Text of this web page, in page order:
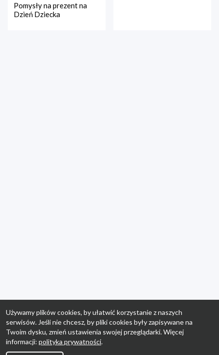
Pomysły na prezent na
Dzień Dziecka
Używamy plików cookies, by ułatwić korzystanie z naszych
serwisów. Jeśli nie chcesz, by pliki cookies były zapisywane na
Twoim dysku, zmień ustawienia swojej przeglądarki. Więcej
informacji: polityka prywatności.